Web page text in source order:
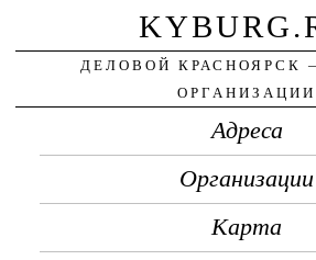
ДЕЛОВОЙ КРАСНОЯРСК
ОРГАНИЗАЦИИ
Адреса
Организации
Карта